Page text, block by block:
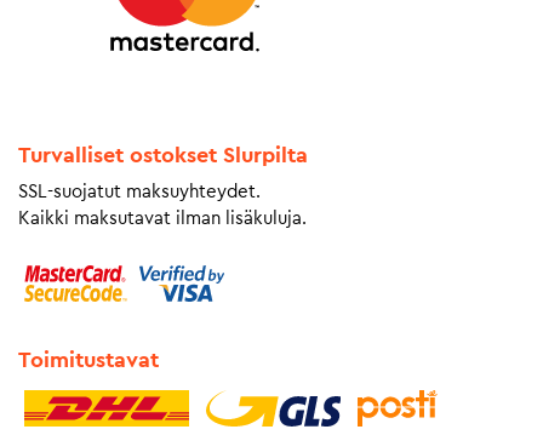
Turvalliset ostokset Slurpilta
SSL-suojatut maksuyhteydet.
Kaikki maksutavat ilman lisäkuluja.
Toimitustavat